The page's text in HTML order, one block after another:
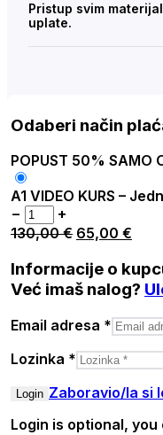
Pristup svim
uplate.
Odaberi način
POPUST 50% SAMO
A1 VIDEO KURS –
−
+
130,00€ 65,00 €
Informacije o
Već imaš nalog?
Email adresa *
Lozinka *
Zaboravio/la si
Login is optional,